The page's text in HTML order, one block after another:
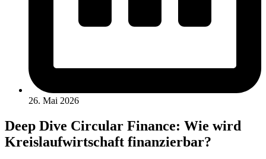
26. Mai 2026
Deep Dive Circular Finance: Wie wird
Kreislaufwirtschaft finanzierbar?